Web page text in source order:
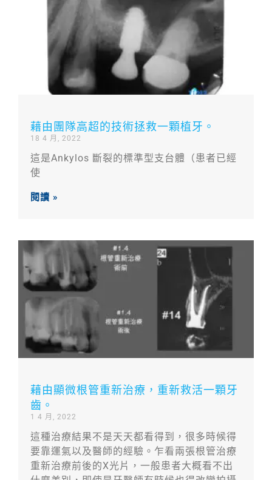
藉由團隊高超的技術拯救一顆植牙。
18 4 月, 2022
這是Ankylos 斷裂的標準型支台體（患者已經
使
閱讀 »
藉由顯微根管重新治療，重新救活一顆牙
齒。
1 4 月, 2022
這種治療結果不是天天都看得到，很多時候得
要靠運氣以及醫師的經驗。乍看兩張根管治療
重新治療前後的X光片，一般患者大概看不出